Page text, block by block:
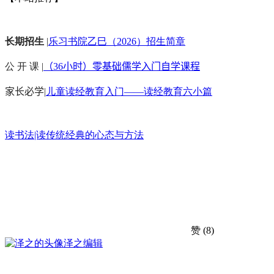
长期招生 |乐习书院乙巳（2026）招生简章
公 开 课 | （36小时）零基础儒学入门自学课程
家长必学| 儿童读经教育入门——读经教育六小篇
读书法|读传统经典的心态与方法
赞 (8)
泽之编辑